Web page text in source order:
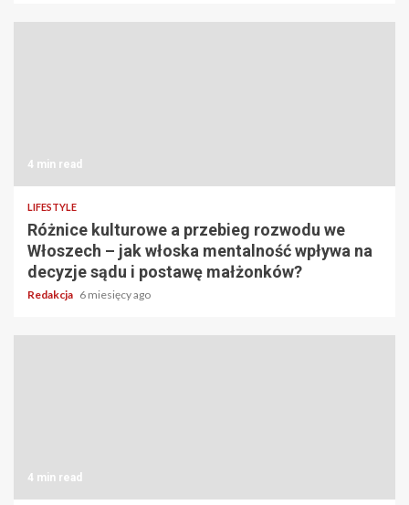
4 min read
LIFESTYLE
Różnice kulturowe a przebieg rozwodu we
Włoszech – jak włoska mentalność wpływa na
decyzje sądu i postawę małżonków?
Redakcja 6 miesięcy ago
4 min read